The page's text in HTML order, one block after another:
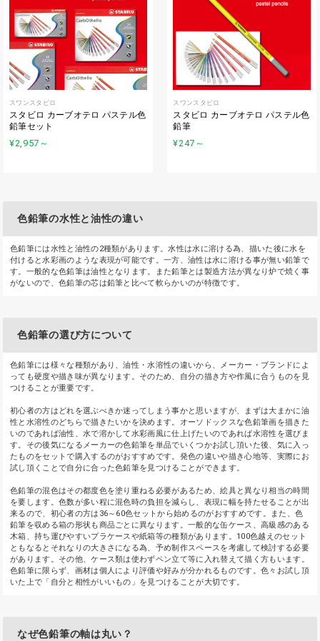
スワンスタビロ
スタビロ カーブオテロ パステル色
鉛筆セット
¥2,957 ～
スワンスタビロ
スタビロ カーブオテロ パステル色
鉛筆
¥247 ～
色鉛筆の水性と油性の違い
色鉛筆には水性と油性の2種類があります。水性は水に溶ける為、描いた後に水を
付けると水彩画のような表現が可能です。一方、油性は水に溶ける事が無い鉛筆で
す。一般的な色鉛筆は油性となります。また鉛筆とは製造方法が異なり炉で焼く事
がないので、色鉛筆の芯は鉛筆と比べて軟らかいのが特徴です。
色鉛筆の選び方について
色鉛筆には様々な種類があり、油性・水溶性の違いから、メーカー・ブランドによ
っても硬度や描き味が異なります。そのため、自分の描き方や作風に合うものを見
つけることが重要です。
初心者の方はどれを選ぶべきか迷ってしまう事かと思いますが、まずは大まかに油
性と水溶性のどちらで描きたいかを決めます。オーソドックスな色鉛筆画を描きた
いのであれば油性、水で溶かして水彩画風に仕上げたいのであれば水溶性を選びま
す。その後気になるメーカーの色鉛筆を単品でいくつかお試し頂いた後、気に入っ
たものをセットで購入するのがおすすめです。発色の違いや描き心地等、実際にお
試し頂くことで自分に合った色鉛筆を見つけることができます。
色鉛筆の混色はその都度色を塗り重ねる必要があるため、絵具と異なり相当の時間
を要します。色数が多い程に混色時の負担を減らし、表現に幅を持たせることが出
来るので、初心者の方は36～60色セットから始めるのがおすすめです。また、色
鉛筆を収める箱の形状も商品ごとに異なります。一般的な缶ケース、高級感のある
木箱、持ち運びやすいプラケースや紙箱等の種類があります。100色越えのセット
ともなるとそれなりの大きさになる為、予め制作スペースを考慮して検討する必要
があります。その他、ケース類は使わずペン立て等に入れ替えて描く方もいます。
色鉛筆に限らず、画材は個人により評価や好みが分かれるものです。色々お試し頂
いた上で「自分と相性がいいもの」を見つけることが大切です。
なぜ色鉛筆の軸は丸い？